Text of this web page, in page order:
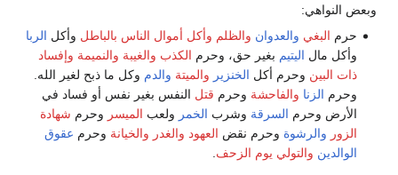
وبعض النواهي:
حرم البغي والعدوان والظلم وأكل أموال الناس بالباطل وأكل الربا
وأكل مال اليتيم بغير حق، وحرم الكذب والغيبة والنميمة وإفساد
ذات البين وحرم أكل الخنزير والميتة والدم وكل ما ذبح لغير الله.
وحرم الزنا والفاحشة وحرم قتل النفس بغير نفس أو فساد في
الأرض وحرم السرقة وشرب الخمر ولعب الميسر وحرم شهادة
الزور والرشوة وحرم نقض العهود والغدر والخيانة وحرم عقوق
الوالدين والتولي يوم الزحف